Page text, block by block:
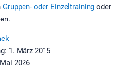
Gruppen- oder Einzeltrainingoder
1. März 2015
2026